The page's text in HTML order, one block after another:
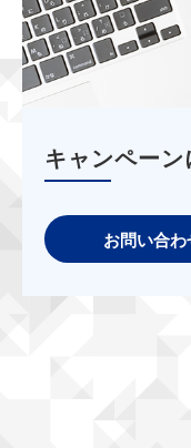
キャンペー
お問い合